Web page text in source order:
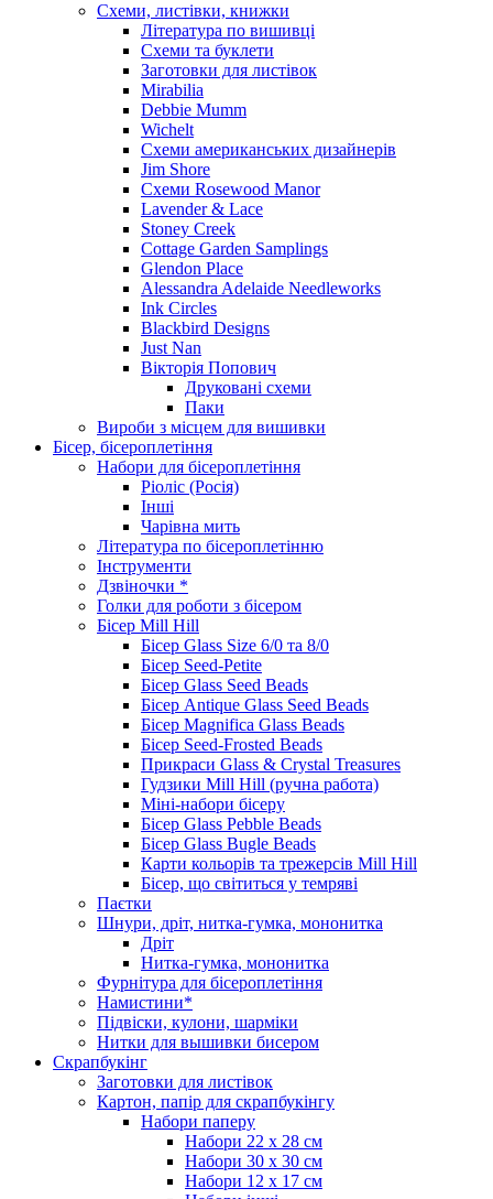
Схеми, листівки, книжки
Література по вишивці
Схеми та буклети
Заготовки для листівок
Mirabilia
Debbie Mumm
Wichelt
Схеми американських дизайнерів
Jim Shore
Cхеми Rosewood Manor
Lavender & Lace
Stoney Creek
Cottage Garden Samplings
Glendon Place
Alessandra Adelaide Needleworks
Ink Circles
Blackbird Designs
Just Nan
Вікторія Попович
Друковані схеми
Паки
Вироби з місцем для вишивки
Бісер, бісероплетіння
Набори для бісероплетіння
Ріоліс (Росія)
Інші
Чарівна мить
Література по бісероплетінню
Інструменти
Дзвіночки *
Голки для роботи з бісером
Бісер Mill Hill
Бісер Glass Size 6/0 та 8/0
Бісер Seed-Petite
Бісер Glass Seed Beads
Бісер Antique Glass Seed Beads
Бісер Magnifica Glass Beads
Бісер Seed-Frosted Beads
Прикраси Glass & Crystal Treasures
Гудзики Mill Hill (ручна работа)
Міні-набори бісеру
Бісер Glass Pebble Beads
Бісер Glass Bugle Beads
Карти кольорів та трежерсів Mill Hill
Бісер, що світиться у темряві
Паєтки
Шнури, дріт, нитка-гумка, мононитка
Дріт
Нитка-гумка, мононитка
Фурнітура для бісероплетіння
Намистини*
Підвіски, кулони, шарміки
Нитки для вышивки бисером
Скрапбукінг
Заготовки для листівок
Картон, папір для скрапбукінгу
Набори паперу
Набори 22 х 28 см
Набори 30 х 30 см
Набори 12 х 17 см